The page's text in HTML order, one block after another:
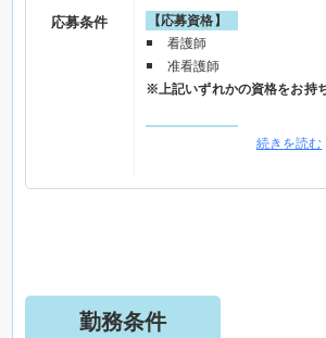
【マイカーでの通勤OK】
無料の駐車場あり
電話応募の際は「Elabel(えら
応募条件
【応募資格】
看護師
准看護師
※上記いずれかの資格をお持
・前向きで、明るく、素直な方
・自分の今があることに、親
続きを読む
勤務条件